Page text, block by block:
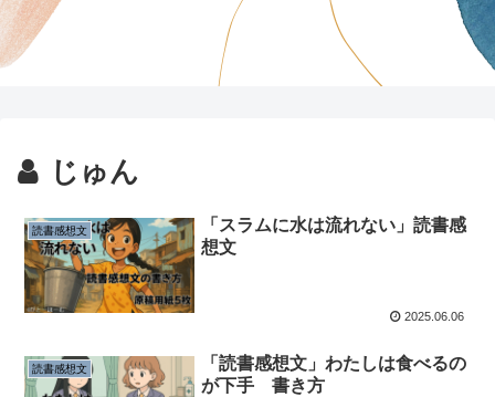
じゅん
読書感想文
「スラムに水は流れない」読書感
想文
2025.06.06
読書感想文
「読書感想文」わたしは食べるの
が下手 書き方